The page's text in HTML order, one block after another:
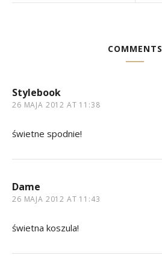
COMMENTS
Stylebook
26 MAJA 2012 AT 11:38
świetne spodnie!
Dame
26 MAJA 2012 AT 11:43
świetna koszula!